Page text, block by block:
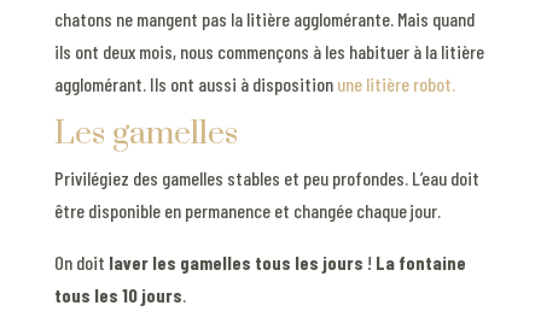
chatons ne mangent pas la litière agglomérante. Mais quand
ils ont deux mois, nous commençons à les habituer à la litière
agglomérant. Ils ont aussi à disposition une litière robot.
Les gamelles
Privilégiez des gamelles stables et peu profondes. L’eau doit
être disponible en permanence et changée chaque jour.
On doit laver les gamelles tous les jours ! La fontaine
tous les 10 jours.